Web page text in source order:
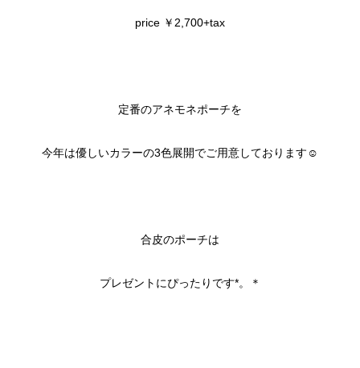
price ￥2,700+tax
定番のアネモネポーチを
今年は優しいカラーの3色展開でご用意しております☺
合皮のポーチは
プレゼントにぴったりです*。＊